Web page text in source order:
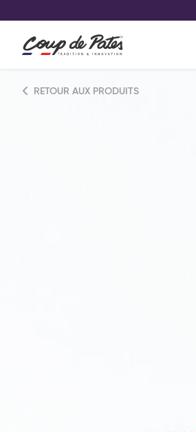
Conservez votre
RETOUR AUX PRODUITS